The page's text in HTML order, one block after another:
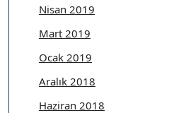
Nisan 2019
Mart 2019
Ocak 2019
Aralık 2018
Haziran 2018